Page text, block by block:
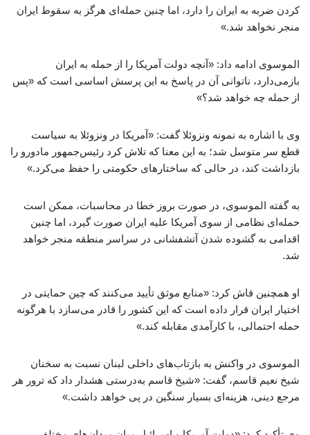
کردن ضربه به ایران را دارد، اما چنین حمله‌ای هرگز به سقوط ایران
منجر نخواهد شد.»
الموسوی ادامه داد: «آنچه دولت آمریکا را از حمله به ایران
بازمی‌دارد، ناتوانی آن در پاسخ به این پرسش اساسی است که «پس
از حمله چه خواهد شد؟»
وی با اشاره به نمونه ونزوئلا گفت: «آمریکا در ونزوئلا به سیاست
قطع سر متوسل شد؛ به این معنا که تلاش کرد رئیس‌جمهور مادورو را
بازداشت کند، در حالی که ساختارهای حکومتی را حفظ می‌کرد.»
به گفته الموسوی، در صورت بروز خطا در محاسبات، ممکن است
حمله‌ای نظامی از سوی آمریکا علیه ایران صورت گیرد، اما چنین
اقدامی به گشوده شدن آتشفشانی در سراسر منطقه منجر خواهد
شد.
او همچنین فاش کرد: «منابع موثق تأیید می‌کنند که چین حمایتی در
اختیار ایران قرار داده است که این کشور را قادر می‌سازد با هرگونه
حمله احتمالی، با کارآمدی مقابله کند.»
الموسوی در واکنش به بازتاب‌های داخلی لبنان نسبت به سخنان
شیخ نعیم قاسم، گفت: «شیخ قاسم به‌درستی هشدار داد که ترور هر
مرجع دینی، هزینه‌ای بسیار سنگین در پی خواهد داشت.»